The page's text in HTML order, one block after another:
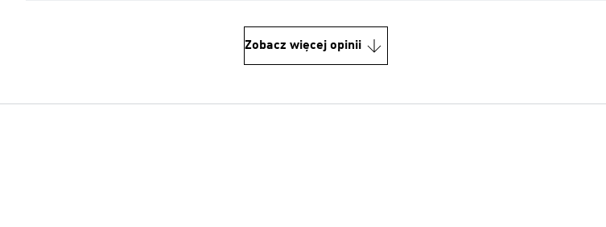
Zobacz więcej opinii